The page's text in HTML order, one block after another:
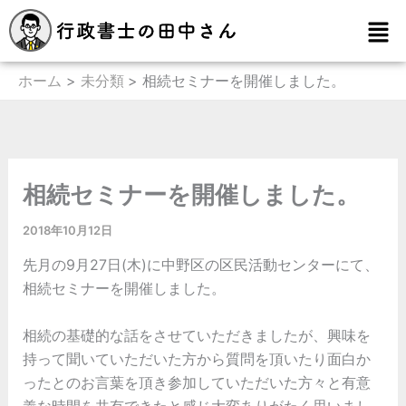
容
を
メ
ニ
ュ
ホーム 未分類 相続セミナーを開催しました。
相続セミナーを開催しました。
2018年10月12日
先月の9月27日(木)に中野区の区民活動センターにて、
相続セミナーを開催しました。
相続の基礎的な話をさせていただきましたが、興味を
持って聞いていただいた方から質問を頂いたり面白か
ったとのお言葉を頂き参加していただいた方々と有意